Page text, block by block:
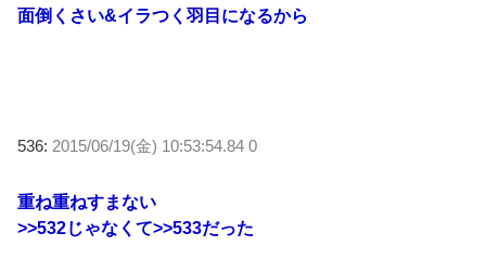
面倒くさい&イラつく羽目になるから
536: 2015/06/19(金) 10:53:54.84 0
重ね重ねすまない
>>532じゃなくて>>533だった